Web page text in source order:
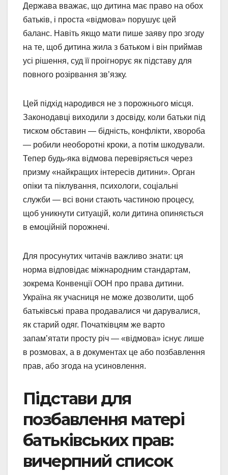
Держава вважає, що дитина має право на обох
батьків, і проста «відмова» порушує цей
баланс. Навіть якщо мати пише заяву про згоду
на те, щоб дитина жила з батьком і він приймав
усі рішення, суд її проігнорує як підставу для
повного розірвання зв’язку.
Цей підхід народився не з порожнього місця.
Законодавці виходили з досвіду, коли батьки під
тиском обставин — бідність, конфлікти, хвороба
— робили необоротні кроки, а потім шкодували.
Тепер будь-яка відмова перевіряється через
призму «найкращих інтересів дитини». Орган
опіки та піклування, психологи, соціальні
служби — всі вони стають частиною процесу,
щоб уникнути ситуацій, коли дитина опиняється
в емоційній порожнечі.
Для просунутих читачів важливо знати: ця
норма відповідає міжнародним стандартам,
зокрема Конвенції ООН про права дитини.
Україна як учасниця не може дозволити, щоб
батьківські права продавалися чи дарувалися,
як старий одяг. Початківцям же варто
запам’ятати просту річ — «відмова» існує лише
в розмовах, а в документах це або позбавлення
прав, або згода на усиновлення.
Підстави для
позбавлення матері
батьківських прав:
вичерпний список